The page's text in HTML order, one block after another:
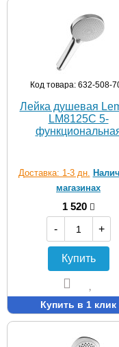
Код товара: 632-508-
Лейка душевая
LM8125C 5-
Доставка: 1-3 дн.
магазинах
1 520
-
+
Купить
Купить в 1 клик